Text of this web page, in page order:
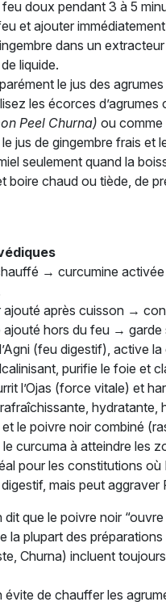
doux pendant 3 à 5
et ajouter
dans un
liquide.
le jus des
les écorces
Peel Churna) ou comme
jus de gingembre frais et
seulement quand la
boire chaud ou tiède, de
→ curcumine
ajouté après cuisson →
ajouté hors du feu →
(feu digestif), active
purifie le foie et
l’Ojas (force vitale) et
hydratante,
le poivre noir combiné
le curcuma à atteindre les
pour les constitutions
mais peut aggraver
que le poivre noir
la plupart des
Churna) incluent
évite de chauffer les